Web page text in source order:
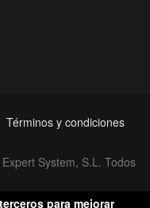
Términos y condiciones
System, S.L. Todos
para mejorar